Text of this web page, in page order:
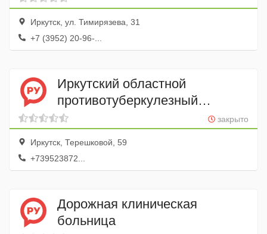
отделение № 2
Иркутск, ул. Тимирязева, 31
+7 (3952) 20-96-...
Иркутский областной
противотуберкулезный
диспансер
закрыто
Иркутск, Терешковой, 59
+739523872...
Дорожная клиническая
больница